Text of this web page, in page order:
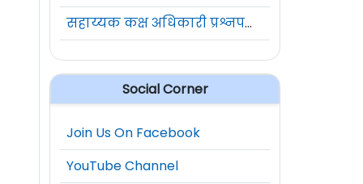
सहाय्यक कक्ष अधिकारी प्रश्नपत्रिका संच
Social Corner
Join Us On Facebook
YouTube Channel